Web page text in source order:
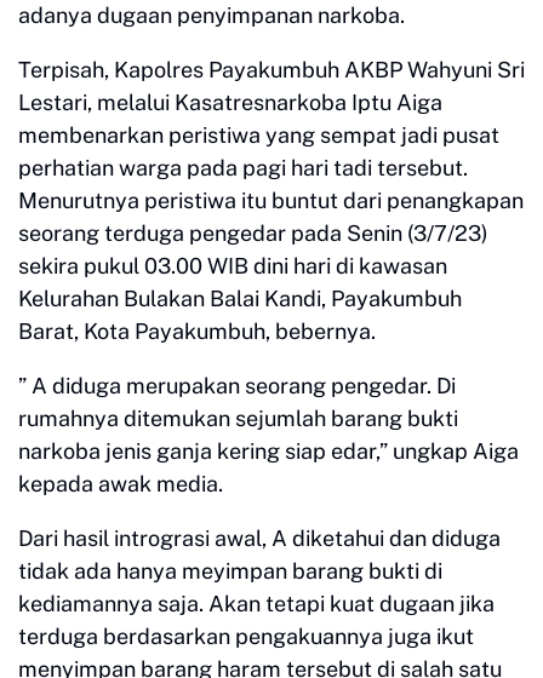
adanya dugaan penyimpanan narkoba.
Terpisah, Kapolres Payakumbuh AKBP Wahyuni Sri
Lestari, melalui Kasatresnarkoba Iptu Aiga
membenarkan peristiwa yang sempat jadi pusat
perhatian warga pada pagi hari tadi tersebut.
Menurutnya peristiwa itu buntut dari penangkapan
seorang terduga pengedar pada Senin (3/7/23)
sekira pukul 03.00 WIB dini hari di kawasan
Kelurahan Bulakan Balai Kandi, Payakumbuh
Barat, Kota Payakumbuh, bebernya.
” A diduga merupakan seorang pengedar. Di
rumahnya ditemukan sejumlah barang bukti
narkoba jenis ganja kering siap edar,” ungkap Aiga
kepada awak media.
Dari hasil intrograsi awal, A diketahui dan diduga
tidak ada hanya meyimpan barang bukti di
kediamannya saja. Akan tetapi kuat dugaan jika
terduga berdasarkan pengakuannya juga ikut
menyimpan barang haram tersebut di salah satu